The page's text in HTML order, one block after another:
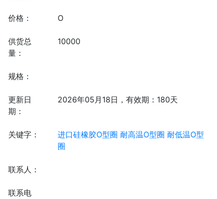
价格： O
供货总
量：
10000
规格：
更新日
期：
2026年05月18日，有效期：180天
关键字： 进口硅橡胶O型圈 耐高温O型圈 耐低温O型
圈
联系人：
联系电